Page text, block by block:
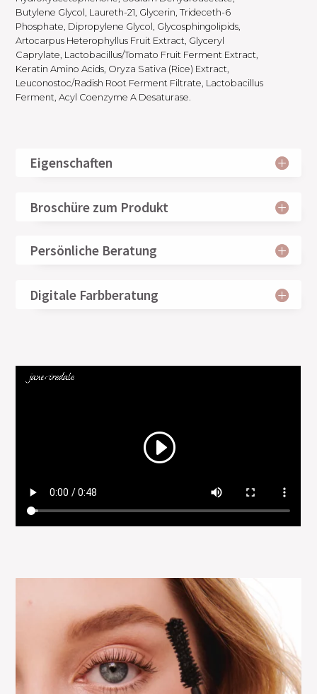
Butylene Glycol, Laureth-21, Glycerin, Trideceth-6
Phosphate, Dipropylene Glycol, Glycosphingolipids,
Artocarpus Heterophyllus Fruit Extract, Glyceryl
Caprylate, Lactobacillus/Tomato Fruit Ferment Extract,
Keratin Amino Acids, Oryza Sativa (Rice) Extract,
Leuconostoc/Radish Root Ferment Filtrate, Lactobacillus
Ferment, Acyl Coenzyme A Desaturase.
Persönliche Beratung
Digitale Farbberatung
Eigenschaften
Broschüre zum Produkt